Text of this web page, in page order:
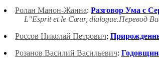
Ролан Манон-Жанна: Разговор Ума с
L"Esprit et le Cœur, dialogue.Перевод
Россов Николай Петрович:
Розанов Василий Васильевич: